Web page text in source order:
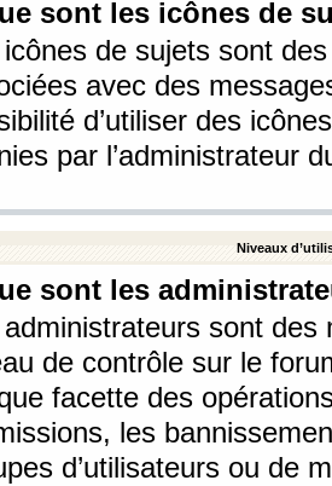
sont les icônes de
de sujets sont
avec des
d’utiliser des
par l’administrateur
Niveaux
sont les
administrateurs sont
de contrôle sur le
facette des
les
d’utilisateurs ou de